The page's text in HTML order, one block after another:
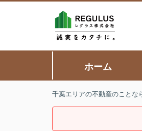
ホーム
千葉エリアの不動産のことな